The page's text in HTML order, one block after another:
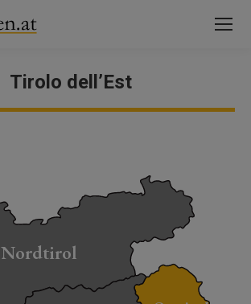
Tirolo dell’Est
You are here:
Nordtirol